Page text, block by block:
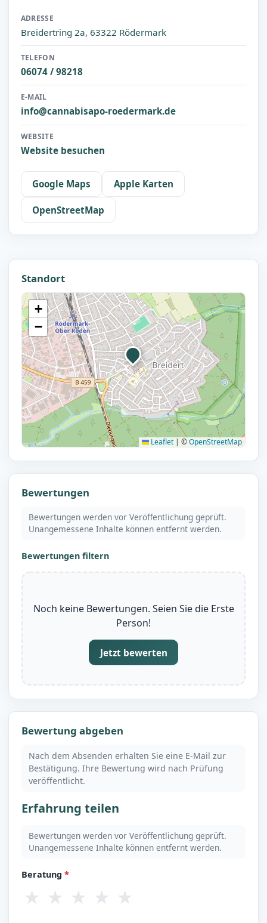
ADRESSE
Breidertring 2a, 63322 Rödermark
TELEFON
06074 / 98218
E-MAIL
info@cannabisapo-roedermark.de
WEBSITE
Website besuchen
Google Maps Apple Karten
OpenStreetMap
Standort
+
−
Leaflet | ©OpenStreetMap
Bewertungen
Bewertungen werden vor Veröffentlichung geprüft.
Unangemessene Inhalte können entfernt werden.
Bewertungen filtern
Noch keine Bewertungen. Seien Sie die Erste
Person!
Jetzt bewerten
Bewertung abgeben
Nach dem Absenden erhalten Sie eine E-Mail zur
Bestätigung. Ihre Bewertung wird nach Prüfung
veröffentlicht.
Erfahrung teilen
Bewertungen werden vor Veröffentlichung geprüft.
Unangemessene Inhalte können entfernt werden.
Beratung*
★ ★ ★ ★ ★